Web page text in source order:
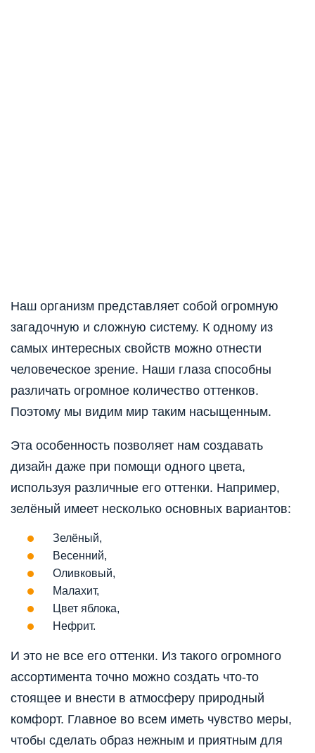
Наш организм представляет собой огромную
загадочную и сложную систему. К одному из
самых интересных свойств можно отнести
человеческое зрение. Наши глаза способны
различать огромное количество оттенков.
Поэтому мы видим мир таким насыщенным.
Эта особенность позволяет нам создавать
дизайн даже при помощи одного цвета,
используя различные его оттенки. Например,
зелёный имеет несколько основных вариантов:
Зелёный,
Весенний,
Оливковый,
Малахит,
Цвет яблока,
Нефрит.
И это не все его оттенки. Из такого огромного
ассортимента точно можно создать что-то
стоящее и внести в атмосферу природный
комфорт. Главное во всем иметь чувство меры,
чтобы сделать образ нежным и приятным для